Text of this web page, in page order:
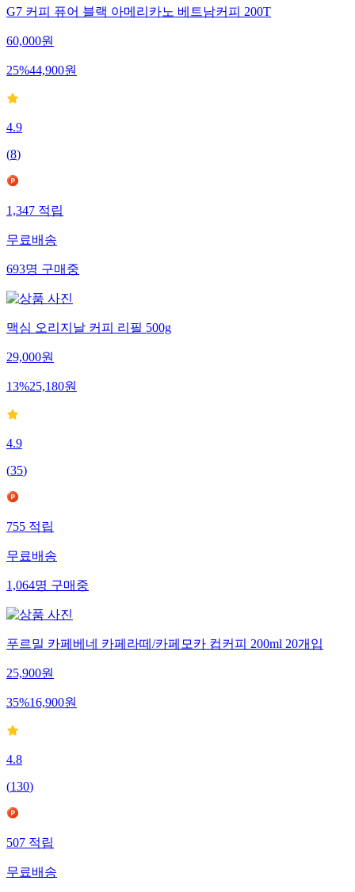
G7 커피 퓨어 블랙 아메리카노 베트남커피 200T
60,000원
25%44,900원
4.9
(8)
1,347적립
무료배송
693명구매중
맥심 오리지날 커피 리필 500g
29,000원
13%25,180원
4.9
(35)
755적립
무료배송
1,064명구매중
푸르밀 카페베네 카페라떼/카페모카 컵커피 200ml 20개입
25,900원
35%16,900원
4.8
(130)
507적립
무료배송